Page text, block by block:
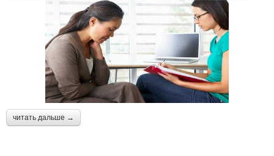
читать дальше →